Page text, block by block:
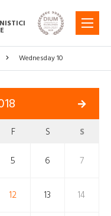
MENU
Wednesday 10
F S S
5 6 7
12 13 14